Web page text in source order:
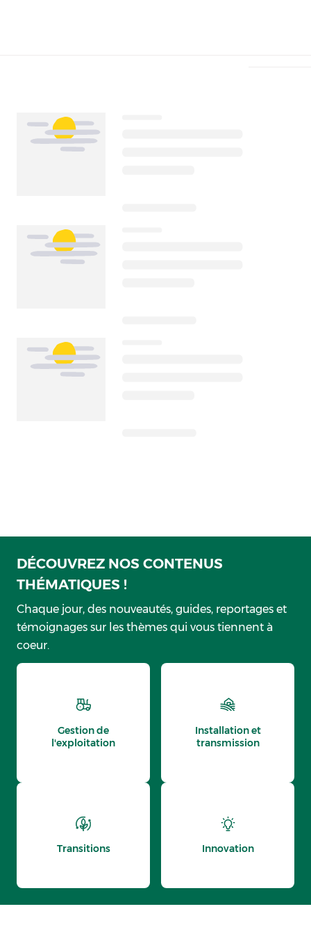
DÉCOUVREZ NOS CONTENUS
THÉMATIQUES !
Chaque jour, des nouveautés, guides, reportages et
témoignages sur les thèmes qui vous tiennent à
coeur.
Gestion de
l'exploitation
Installation et
transmission
Transitions Innovation